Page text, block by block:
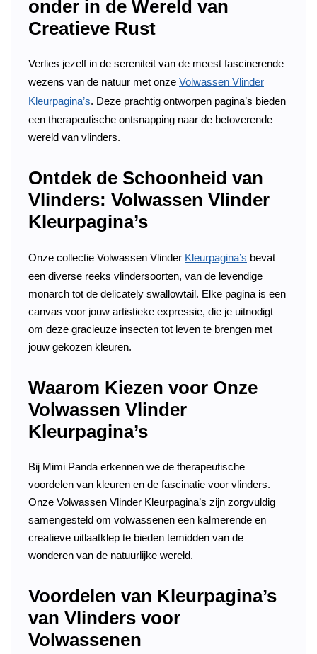
onder in de Wereld van
Creatieve Rust
Verlies jezelf in de sereniteit van de meest fascinerende
wezens van de natuur met onze Volwassen Vlinder
Kleurpagina’s. Deze prachtig ontworpen pagina’s bieden
een therapeutische ontsnapping naar de betoverende
wereld van vlinders.
Ontdek de Schoonheid van
Vlinders: Volwassen Vlinder
Kleurpagina’s
Onze collectie Volwassen Vlinder Kleurpagina’s bevat
een diverse reeks vlindersoorten, van de levendige
monarch tot de delicately swallowtail. Elke pagina is een
canvas voor jouw artistieke expressie, die je uitnodigt
om deze gracieuze insecten tot leven te brengen met
jouw gekozen kleuren.
Waarom Kiezen voor Onze
Volwassen Vlinder
Kleurpagina’s
Bij Mimi Panda erkennen we de therapeutische
voordelen van kleuren en de fascinatie voor vlinders.
Onze Volwassen Vlinder Kleurpagina’s zijn zorgvuldig
samengesteld om volwassenen een kalmerende en
creatieve uitlaatklep te bieden temidden van de
wonderen van de natuurlijke wereld.
Voordelen van Kleurpagina’s
van Vlinders voor
Volwassenen